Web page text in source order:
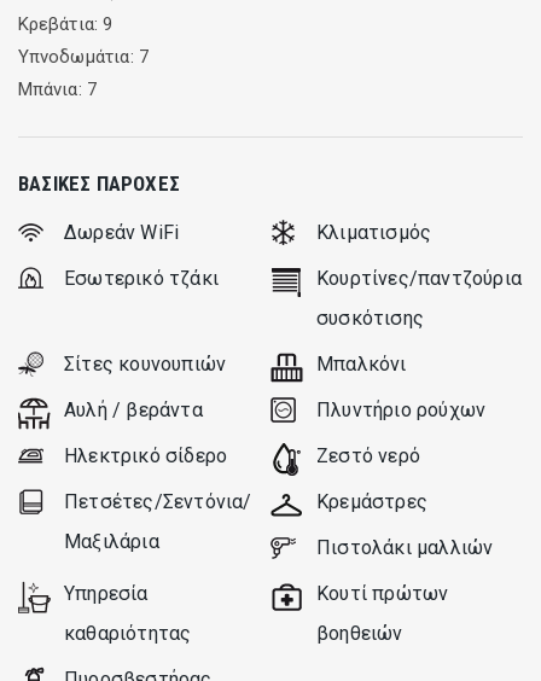
the ground floor and “Aelia” on the first floor, each one with 2
bedrooms, two bathrooms, living room and fully equipped
kitchen, while “Armonia” that’s on the ground floor has 3
kitchen, all transformed into a welcoming as well as
with high quality materials.
Villa Happynest with this philosophy in its structure, can
accommodate various forms of guests, big families , large
groups of friends being together and also ensuring the
desired privacy
Κρεβάτια: 9
Υπνοδωμάτια: 7
Μπάνια: 7
ΒΑΣΙΚΈΣ ΠΑΡΟΧΈΣ
Δωρεάν WiFi
Κλιματισμός
Εσωτερικό τζάκι
Κουρτίνες/παντζούρια
συσκότισης
Σίτες κουνουπιών
Μπαλκόνι
Αυλή / βεράντα
Πλυντήριο ρούχων
Ηλεκτρικό σίδερο
Ζεστό νερό
Πετσέτες/Σεντόνια/
Μαξιλάρια
Κρεμάστρες
Πιστολάκι μαλλιών
Υπηρεσία
καθαριότητας
Κουτί πρώτων
βοηθειών